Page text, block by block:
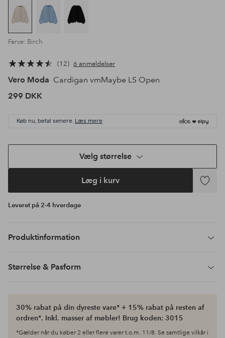
Farve: Birch
12 6 anmeldelser
Vero Moda Cardigan vmMaybe LS Open
299 DKK
Køb nu, betal senere. Læs mere
Vælg størrelse
Læg i kurv
Tilføj
Leveret på 2-4 hverdage
Produktinformation
Størrelse & Pasform
30% rabat på din dyreste vare* + 15% rabat på resten af
ordren*. Inkl. masser af møbler! Brug koden: 3015
*Gælder når du køber 2 eller flere varer t.o.m. 11/8. Se samtlige vilkår i